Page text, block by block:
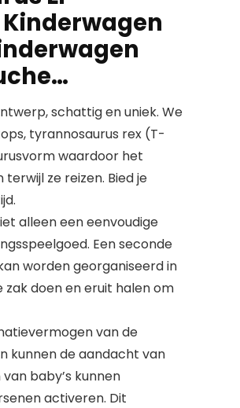
schattig en uniek. We
tyrannosaurus rex (T-
waardoor het
ze reizen. Bied je
alleen een eenvoudige
Een seconde
worden georganiseerd in
doen en eruit halen om
van de
kunnen de aandacht van
baby’s kunnen
activeren. Dit